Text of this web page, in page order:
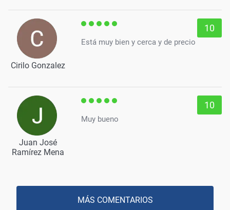
Cirilo Gonzalez
10
Está muy bien y cerca y de precio
Juan José
Ramírez Mena
10
Muy bueno
MÁS COMENTARIOS